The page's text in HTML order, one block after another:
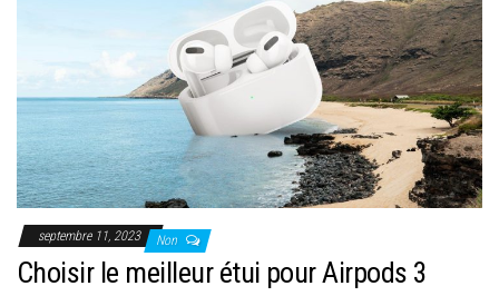
septembre 11, 2023 Non
Choisir le meilleur étui pour Airpods 3